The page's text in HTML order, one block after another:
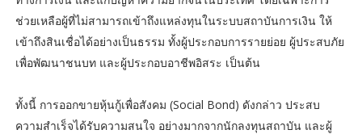
ช่วยเหลือผู้ที่ไม่สามารถเข้าถึงแหล่งทุนในระบบสถาบันการเงิน ให้
เข้าถึงสินเชื่อได้อย่างเป็นธรรม ทั้งผู้ประกอบการรายย่อย ผู้ประสบภัย
เพื่อพัฒนาชนบท และผู้ประกอบอาชีพอิสระ เป็นต้น
ทั้งนี้ การออกขายหุ้นกู้เพื่อสังคม (Social Bond) ดังกล่าว ประสบ
ความสำเร็จได้รับความสนใจ อย่างมากจากนักลงทุนสถาบัน และผู้